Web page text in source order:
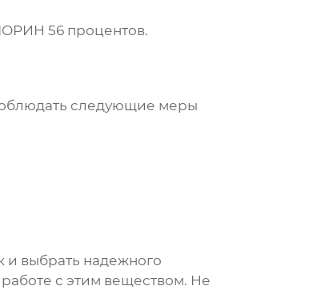
56 процентов.
следующие меры
и выбрать надежного
с этим веществом. Не